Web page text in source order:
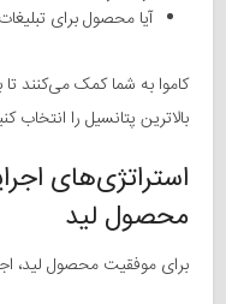
آیا محصول برای
کاموا به شما کمک می‌کنند تا
بالاترین پتانسیل را انتخاب
استراتژی‌های
محصول لید
برای موفقیت محصول لید،